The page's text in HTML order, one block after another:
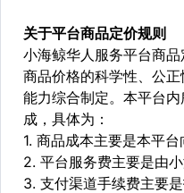
关于平台商品定价规则
小海鲸华人服务平台商
商品价格的科学性、公
能力综合制定。本平台
成，具体为：
1. 商品成本主要是本平台
2. 平台服务费主要是由
3. 支付渠道手续费主要